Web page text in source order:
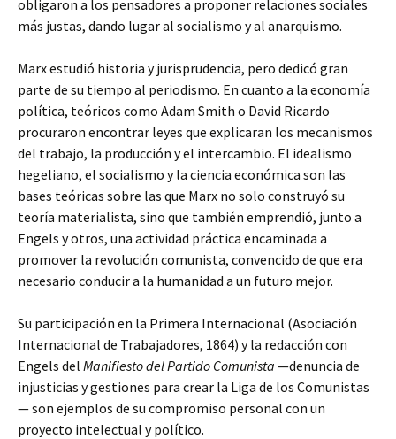
obligaron a los pensadores a proponer relaciones sociales
más justas, dando lugar al socialismo y al anarquismo.
Marx estudió historia y jurisprudencia, pero dedicó gran
parte de su tiempo al periodismo. En cuanto a la economía
política, teóricos como Adam Smith o David Ricardo
procuraron encontrar leyes que explicaran los mecanismos
del trabajo, la producción y el intercambio. El idealismo
hegeliano, el socialismo y la ciencia económica son las
bases teóricas sobre las que Marx no solo construyó su
teoría materialista, sino que también emprendió, junto a
Engels y otros, una actividad práctica encaminada a
promover la revolución comunista, convencido de que era
necesario conducir a la humanidad a un futuro mejor.
Su participación en la Primera Internacional (Asociación
Internacional de Trabajadores, 1864) y la redacción con
Engels del Manifiesto del Partido Comunista —denuncia de
injusticias y gestiones para crear la Liga de los Comunistas
— son ejemplos de su compromiso personal con un
proyecto intelectual y político.